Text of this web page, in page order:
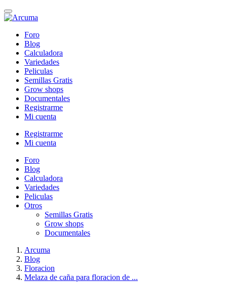
Foro
Blog
Calculadora
Variedades
Peliculas
Semillas Gratis
Grow shops
Documentales
Registrarme
Mi cuenta
Registrarme
Mi cuenta
Foro
Blog
Calculadora
Variedades
Peliculas
Otros
Semillas Gratis
Grow shops
Documentales
Arcuma
Blog
Floracion
Melaza de caña para floracion de ...